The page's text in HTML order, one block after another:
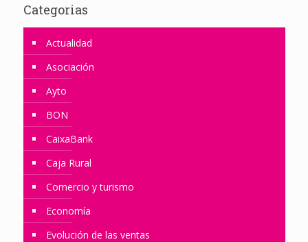
Categorias
Actualidad
Asociación
Ayto
BON
CaixaBank
Caja Rural
Comercio y turismo
Economía
Evolución de las ventas